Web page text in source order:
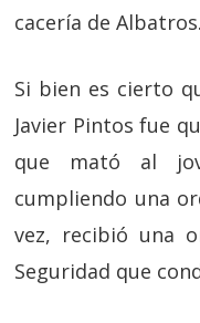
cacería de Albatros.
Si bien es cierto
Javier Pintos fue
que mató al
cumpliendo una
vez, recibió una
Seguridad que